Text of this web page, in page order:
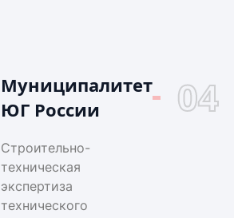
Муниципалитет
ЮГ России
04
Строительно-
техническая
экспертиза
технического